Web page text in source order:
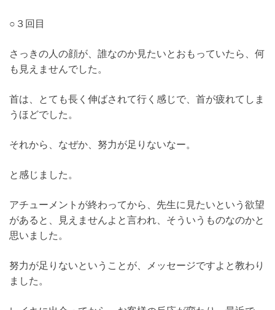
○３回目
さっきの人の顔が、誰なのか見たいとおもっていたら、何
も見えませんでした。
首は、とても長く伸ばされて行く感じで、首が疲れてしま
うほどでした。
それから、なぜか、努力が足りないなー。
と感じました。
アチューメントが終わってから、先生に見たいという欲望
があると、見えませんよと言われ、そういうものなのかと
思いました。
努力が足りないということが、メッセージですよと教わり
ました。